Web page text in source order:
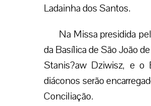
Ladainha dos Santos.
Na Missa presidida
da Basílica de São João
Stanis?aw Dziwisz, e o
diáconos serão
Conciliação.